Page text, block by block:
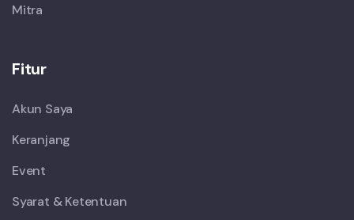
Mitra
Fitur
Akun Saya
Keranjang
Event
Syarat & Ketentuan